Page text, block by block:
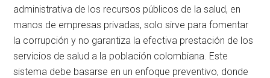
administrativa de los recursos públicos de la salud, en
manos de empresas privadas, solo sirve para fomentar
la corrupción y no garantiza la efectiva prestación de los
servicios de salud a la población colombiana. Este
sistema debe basarse en un enfoque preventivo, donde